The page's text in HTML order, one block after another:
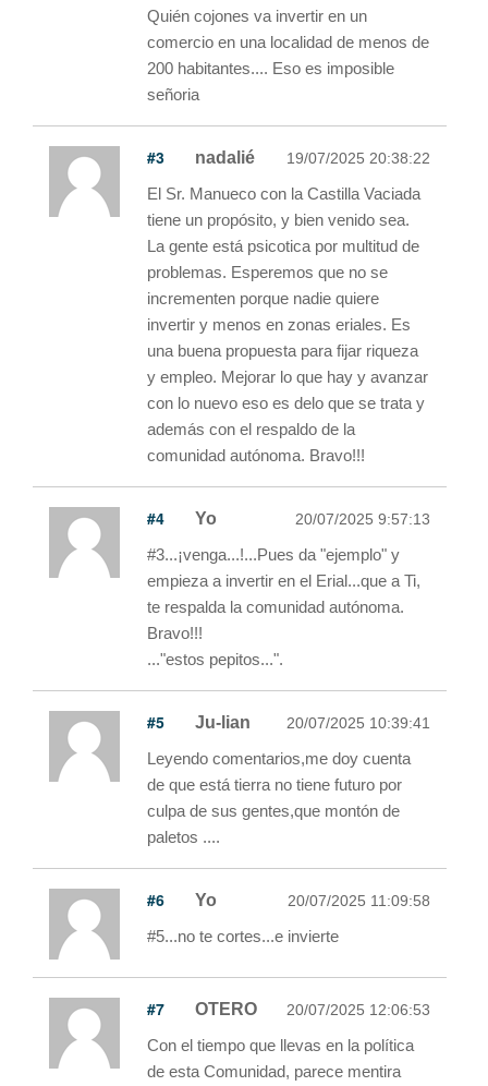
Quién cojones va invertir en un
comercio en una localidad de menos de
200 habitantes.... Eso es imposible
señoria
#3 nadalié 19/07/2025 20:38:22
El Sr. Manueco con la Castilla Vaciada
tiene un propósito, y bien venido sea.
La gente está psicotica por multitud de
problemas. Esperemos que no se
incrementen porque nadie quiere
invertir y menos en zonas eriales. Es
una buena propuesta para fijar riqueza
y empleo. Mejorar lo que hay y avanzar
con lo nuevo eso es delo que se trata y
además con el respaldo de la
comunidad autónoma. Bravo!!!
#4 Yo 20/07/2025 9:57:13
#3...¡venga...!...Pues da "ejemplo" y
empieza a invertir en el Erial...que a Ti,
te respalda la comunidad autónoma.
Bravo!!!
..."estos pepitos...".
#5 Ju-lian 20/07/2025 10:39:41
Leyendo comentarios,me doy cuenta
de que está tierra no tiene futuro por
culpa de sus gentes,que montón de
paletos ....
#6 Yo 20/07/2025 11:09:58
#5...no te cortes...e invierte
#7 OTERO 20/07/2025 12:06:53
Con el tiempo que llevas en la política
de esta Comunidad, parece mentira